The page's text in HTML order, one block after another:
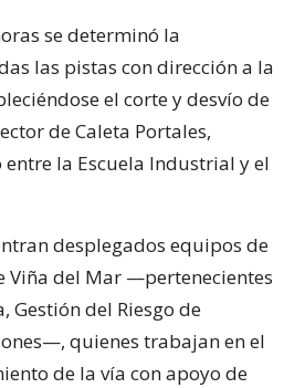
se determinó la
las pistas con dirección a la
el corte y desvío de
de Caleta Portales,
la Escuela Industrial y el
desplegados equipos de
del Mar —pertenecientes
Gestión del Riesgo de
quienes trabajan en el
de la vía con apoyo de